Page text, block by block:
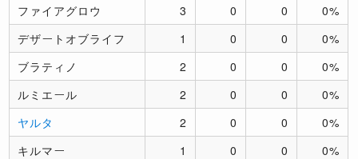
ファイアグロウ 3 0 0
0%
デザートオブライフ
1 0 0
0%
ブラティノ
2 0 0
0%
ルミエール
2 0 0
0%
ヤルタ
2 0 0
0%
キルマー
1 0 0
0%